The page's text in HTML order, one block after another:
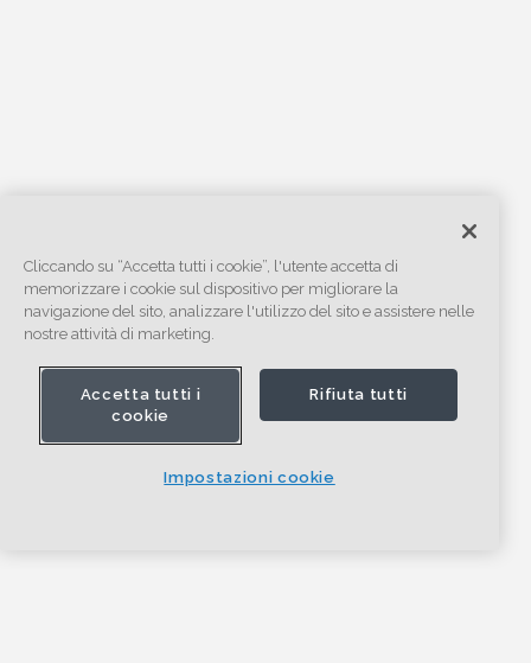
Cliccando su “Accetta tutti i cookie”, l'utente accetta di
memorizzare i cookie sul dispositivo per migliorare la
navigazione del sito, analizzare l'utilizzo del sito e assistere nelle
nostre attività di marketing.
Accetta tutti i
cookie
Rifiuta tutti
Impostazioni cookie